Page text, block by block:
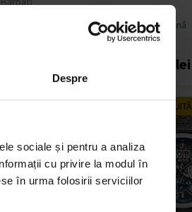
Despre
sociale și pentru a analiza
cu privire la modul în
în urma folosirii serviciilor
Expediem până
în 13.08.
1022,00 lei
LIVRARE GRATUITĂ